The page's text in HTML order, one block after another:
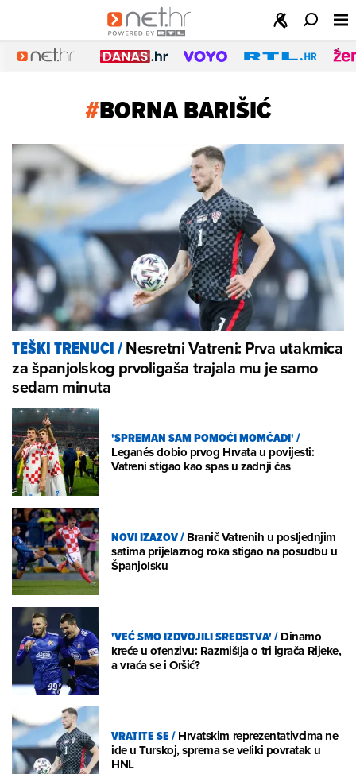
#BORNA BARIŠIĆ
TEŠKI TRENUCI/Nesretni Vatreni: Prva utakmica
za španjolskog prvoligaša trajala mu je samo
sedam minuta
'SPREMAN SAM POMOĆI MOMČADI'/
Leganés dobio prvog Hrvata u povijesti:
Vatreni stigao kao spas u zadnji čas
NOVI IZAZOV/Branič Vatrenih u posljednjim
satima prijelaznog roka stigao na posudbu u
Španjolsku
'VEĆ SMO IZDVOJILI SREDSTVA'/Dinamo
kreće u ofenzivu: Razmišlja o tri igrača Rijeke,
a vraća se i Oršić?
VRATITE SE/Hrvatskim reprezentativcima ne
ide u Turskoj, sprema se veliki povratak u
HNL